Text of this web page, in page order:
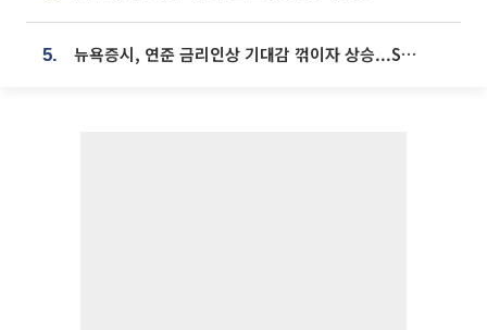
5. 뉴욕증시, 연준 금리인상 기대감 꺾이자 상승...S&P500 사상 최고치 [종합]